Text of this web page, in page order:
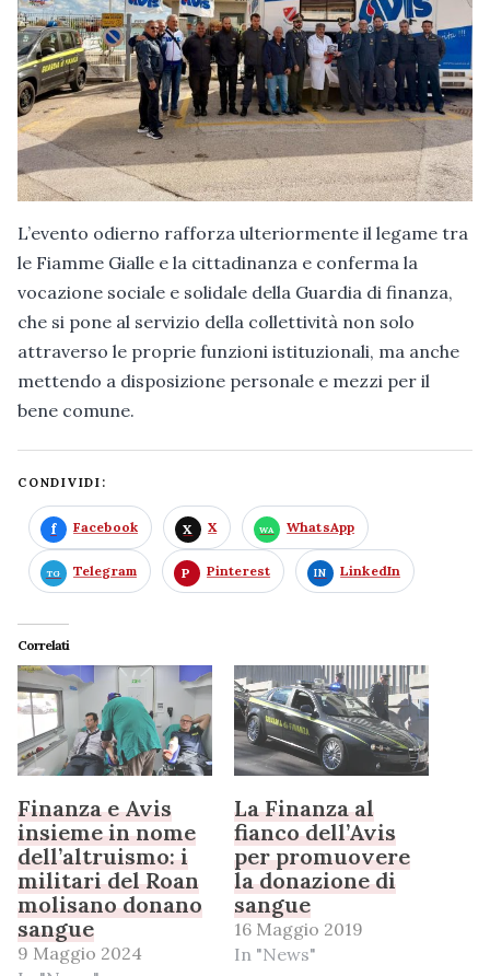
L’evento odierno rafforza ulteriormente il legame tra
le Fiamme Gialle e la cittadinanza e conferma la
vocazione sociale e solidale della Guardia di finanza,
che si pone al servizio della collettività non solo
attraverso le proprie funzioni istituzionali, ma anche
mettendo a disposizione personale e mezzi per il
bene comune.
CONDIVIDI:
Facebook X WhatsApp
Telegram Pinterest LinkedIn
Correlati
Finanza e Avis
insieme in nome
dell’altruismo: i
militari del Roan
molisano donano
sangue
9 Maggio 2024
La Finanza al
fianco dell’Avis
per promuovere
la donazione di
sangue
16 Maggio 2019
In "News"